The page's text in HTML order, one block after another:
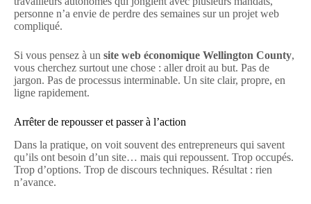
personne n’a envie de perdre des semaines sur un projet web
compliqué.
Si vous pensez à un site web économique Wellington County,
vous cherchez surtout une chose : aller droit au but. Pas de
jargon. Pas de processus interminable. Un site clair, propre, en
ligne rapidement.
Arrêter de repousser et passer à l’action
Dans la pratique, on voit souvent des entrepreneurs qui savent
qu’ils ont besoin d’un site… mais qui repoussent. Trop occupés.
Trop d’options. Trop de discours techniques. Résultat : rien
n’avance.